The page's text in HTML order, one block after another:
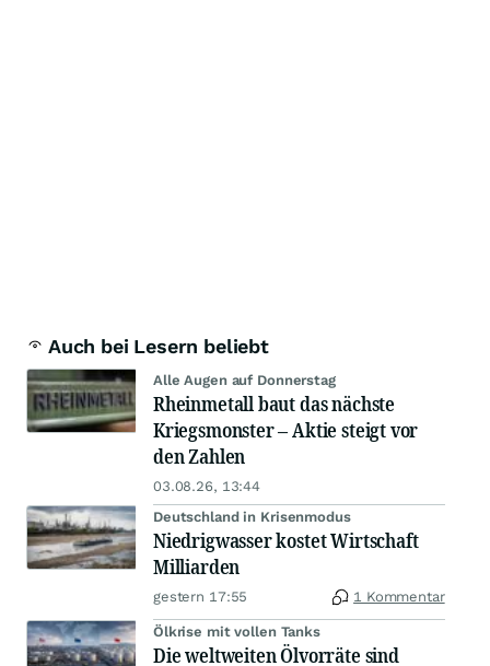
Auch bei Lesern beliebt
Alle Augen auf Donnerstag
Rheinmetall baut das nächste
Kriegsmonster – Aktie steigt vor
den Zahlen
03.08.26, 13:44
Deutschland in Krisenmodus
Niedrigwasser kostet Wirtschaft
Milliarden
gestern 17:55 1 Kommentar
Ölkrise mit vollen Tanks
Die weltweiten Ölvorräte sind